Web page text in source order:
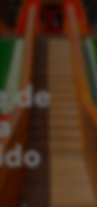
de